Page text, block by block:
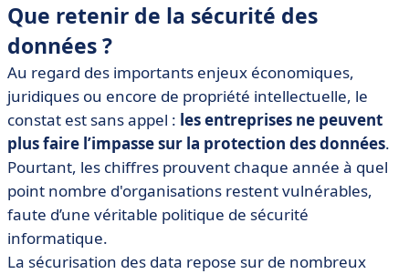
Que retenir de la sécurité des
données ?
Au regard des importants enjeux économiques,
juridiques ou encore de propriété intellectuelle, le
constat est sans appel : les entreprises ne peuvent
plus faire l’impasse sur la protection des données.
Pourtant, les chiffres prouvent chaque année à quel
point nombre d'organisations restent vulnérables,
faute d’une véritable politique de sécurité
informatique.
La sécurisation des data repose sur de nombreux